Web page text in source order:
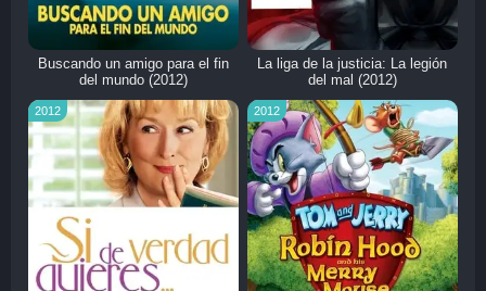
Buscando un amigo para el fin
del mundo (2012)
La liga de la justicia: La legión
del mal (2012)
2012 2012